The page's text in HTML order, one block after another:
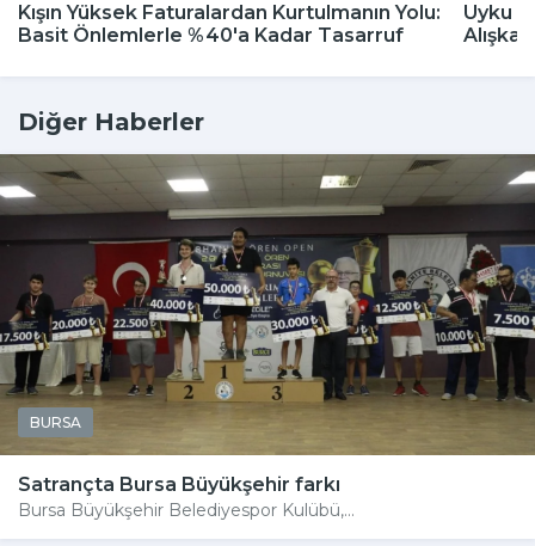
Kışın Yüksek Faturalardan Kurtulmanın Yolu:
Basit Önlemlerle %40'a Kadar Tasarruf
Uyku
Diğer Haberler
BURSA
Satrançta Bursa Büyükşehir farkı
Bursa Büyükşehir Belediyespor Kulübü,...